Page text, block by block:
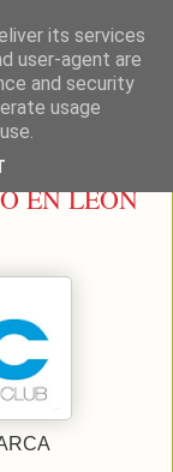
EN LEON
its services
user-agent are
and security
usage